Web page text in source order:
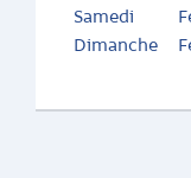
Samedi
Dimanche